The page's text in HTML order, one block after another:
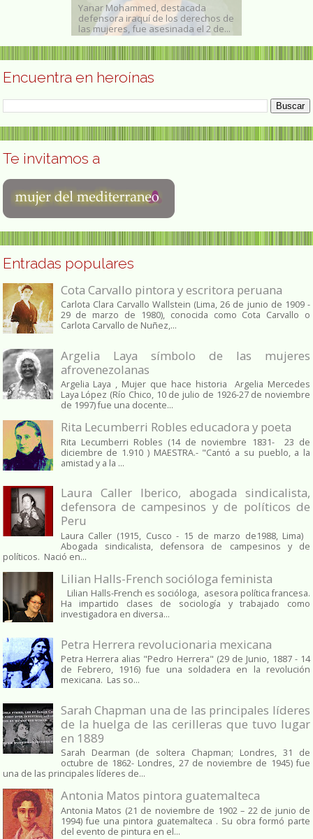
Yanar Mohammed, destacada
defensora iraquí de los derechos de
las mujeres, fue asesinada el 2 de...
Encuentra en heroínas
Te invitamos a
Entradas populares
Cota Carvallo pintora y escritora peruana
Carlota Clara Carvallo Wallstein (Lima, 26 de junio de 1909 -
29 de marzo de 1980), conocida como Cota Carvallo o
Carlota Carvallo de Nuñez,...
Argelia Laya símbolo de las mujeres
afrovenezolanas
Argelia Laya , Mujer que hace historia Argelia Mercedes
Laya López (Río Chico, 10 de julio de 1926-27 de noviembre
de 1997) fue una docente...
Rita Lecumberri Robles educadora y poeta
Rita Lecumberri Robles (14 de noviembre 1831- 23 de
diciembre de 1.910 ) MAESTRA.- "Cantó a su pueblo, a la
amistad y a la ...
Laura Caller Iberico, abogada sindicalista,
defensora de campesinos y de políticos de
Peru
Laura Caller (1915, Cusco - 15 de marzo de1988, Lima)
Abogada sindicalista, defensora de campesinos y de
políticos. Nació en...
Lilian Halls-French socióloga feminista
Lilian Halls-French es socióloga, asesora política francesa.
Ha impartido clases de sociología y trabajado como
investigadora en diversa...
Petra Herrera revolucionaria mexicana
Petra Herrera alias "Pedro Herrera" (29 de Junio, 1887 - 14
de Febrero, 1916) fue una soldadera en la revolución
mexicana. Las so...
Sarah Chapman una de las principales líderes
de la huelga de las cerilleras que tuvo lugar
en 1889
Sarah Dearman (de soltera Chapman; Londres, 31 de
octubre de 1862​- Londres, 27 de noviembre de 1945)​ fue
una de las principales líderes de...
Antonia Matos pintora guatemalteca
Antonia Matos (21 de noviembre de 1902 – 22 de junio de
1994) fue una pintora guatemalteca . Su obra formó parte
del evento de pintura en el...